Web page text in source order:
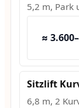
5,2 m, Park
≈
Sitzlift
6,8 m, 2